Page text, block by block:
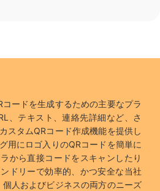
ードを生成するための主要なプラ
、テキスト、連絡先詳細など、さ
スタムQRコード作成機能を提供し
用にロゴ入りのQRコードを簡単に
から直接コードをスキャンしたり
ドリーで効率的、かつ安全な当社
人およびビジネスの両方のニーズ